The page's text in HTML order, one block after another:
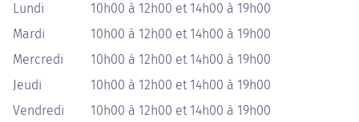
Lundi
10h00 à 12h00 et 14h00 à 19h00
Mardi
10h00 à 12h00 et 14h00 à 19h00
Mercredi
10h00 à 12h00 et 14h00 à 19h00
Jeudi
10h00 à 12h00 et 14h00 à 19h00
Vendredi
10h00 à 12h00 et 14h00 à 19h00